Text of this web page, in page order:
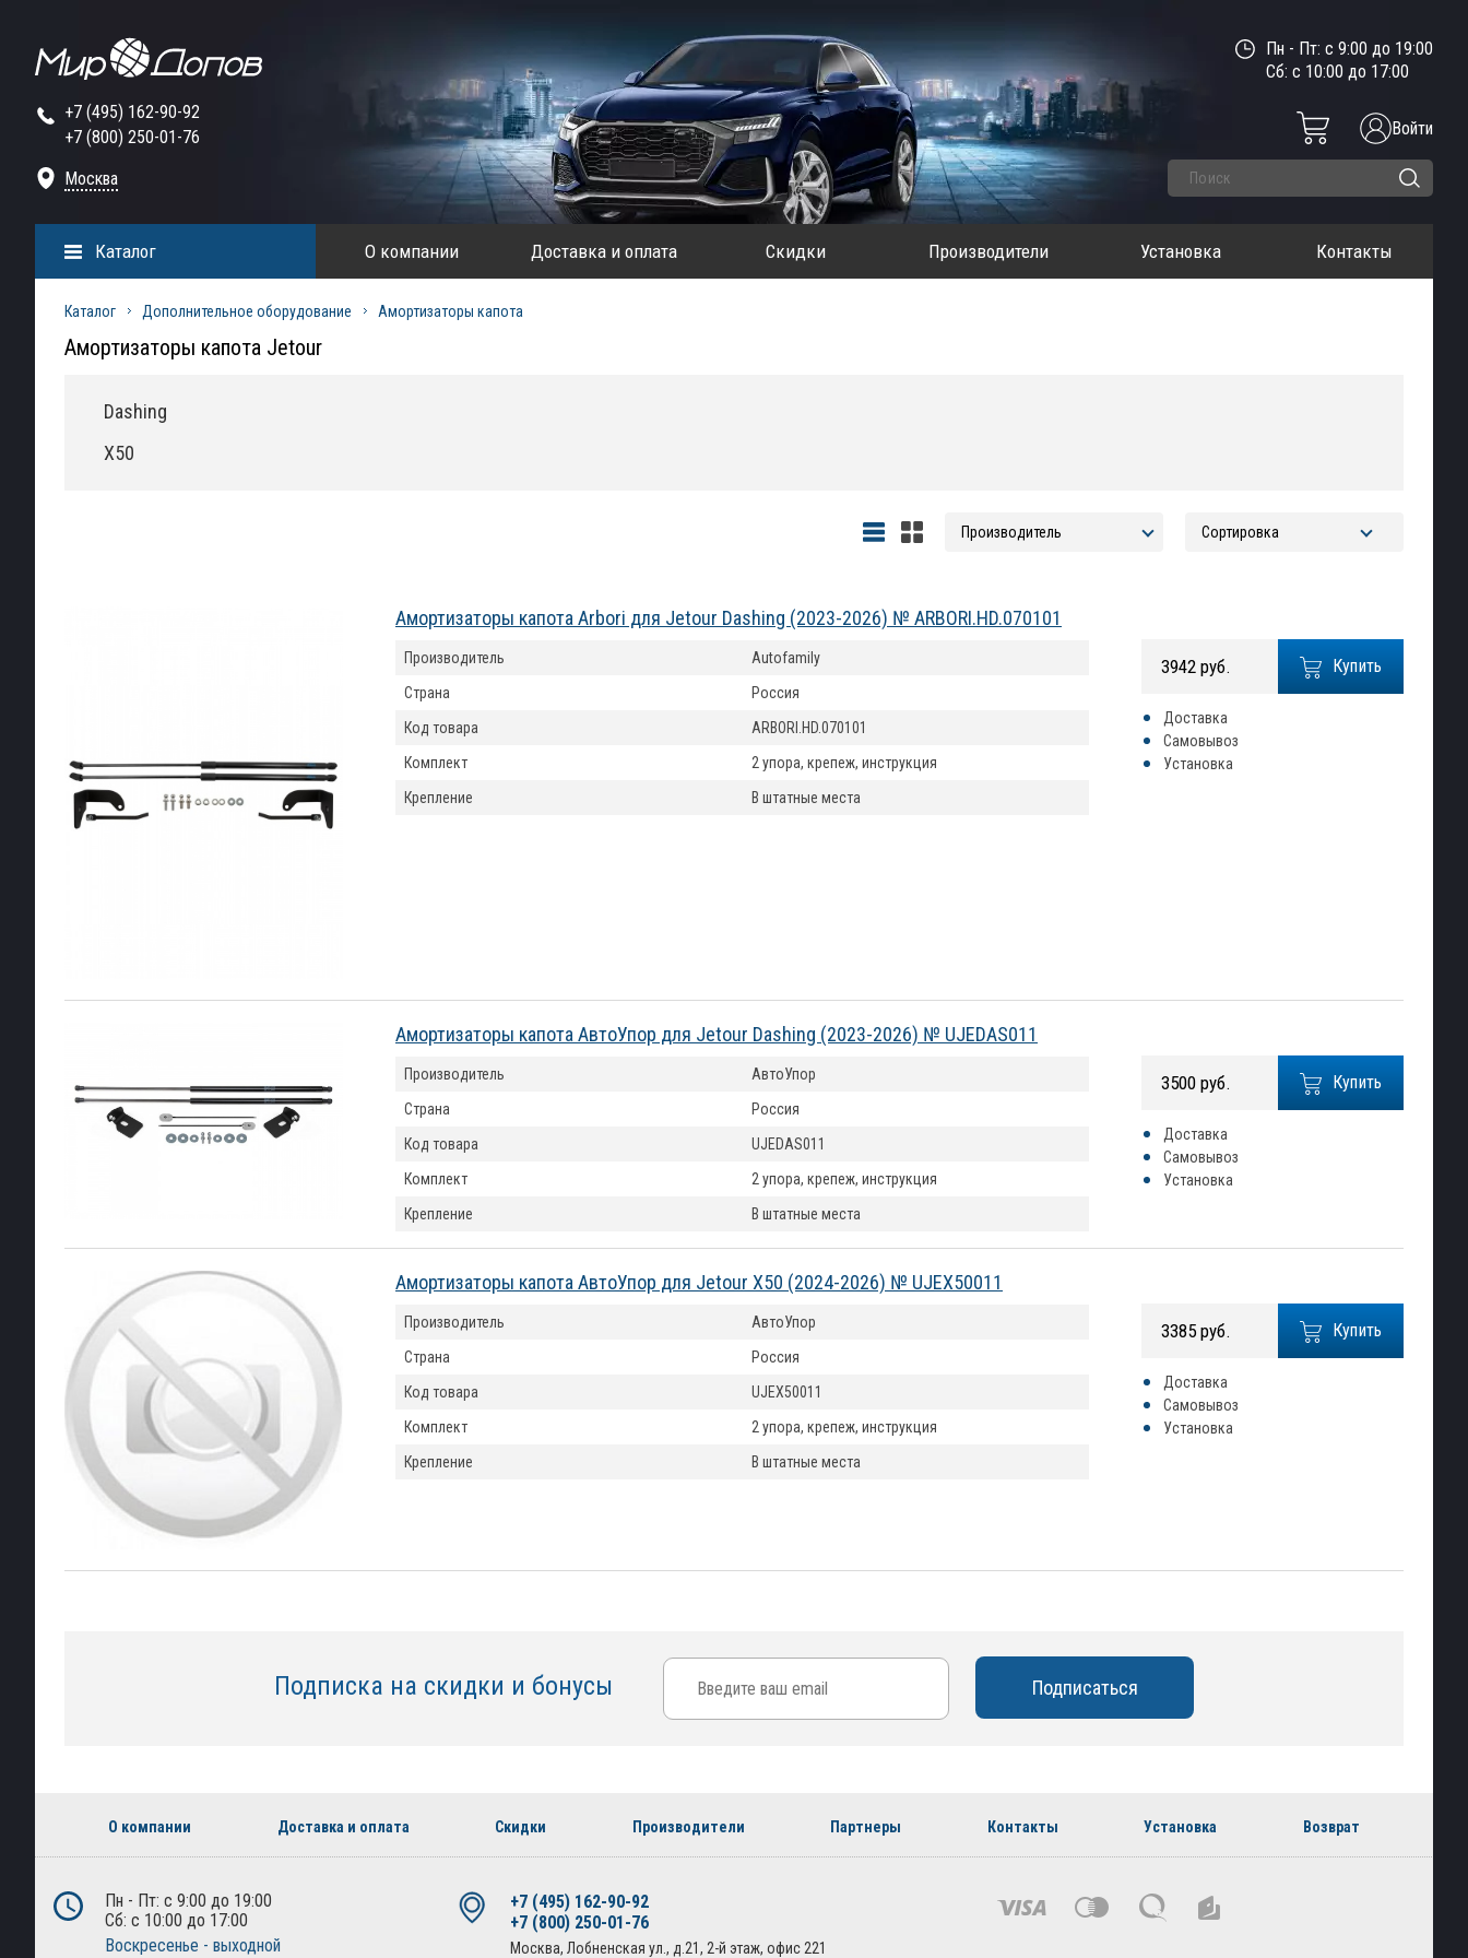
+7 (495) 162-90-92
+7 (800) 250-01-76
Москва
Пн - Пт: с 9:00 до 19:00
Сб: с 10:00 до 17:00
Войти
О компании Доставка и оплата Скидки Производители Установка Контакты
Каталог
Каталог Дополнительное оборудование Амортизаторы капота
Амортизаторы капота Jetour
Dashing
X50
Амортизаторы капота Arbori для Jetour Dashing (2023-2026) № ARBORI.HD.070101
Купить
3942 руб.
Доставка
Самовывоз
Установка
Производитель
Autofamily
Страна
Россия
Код товара
ARBORI.HD.070101
Комплект
2 упора, крепеж, инструкция
Крепление
В штатные места
Амортизаторы капота АвтоУпор для Jetour Dashing (2023-2026) № UJEDAS011
Купить
3500 руб.
Доставка
Самовывоз
Установка
Производитель
АвтоУпор
Страна
Россия
Код товара
UJEDAS011
Комплект
2 упора, крепеж, инструкция
Крепление
В штатные места
Амортизаторы капота АвтоУпор для Jetour X50 (2024-2026) № UJEX50011
Купить
3385 руб.
Доставка
Самовывоз
Установка
Производитель
АвтоУпор
Страна
Россия
Код товара
UJEX50011
Комплект
2 упора, крепеж, инструкция
Крепление
В штатные места
Подписка на скидки и бонусы
О компании Доставка и оплата Скидки Производители Партнеры Контакты Установка Возврат
Пн - Пт: с 9:00 до 19:00
Сб: с 10:00 до 17:00
Воскресенье - выходной
+7 (495) 162-90-92
+7 (800) 250-01-76
Москва, Лобненская ул., д.21, 2-й этаж, офис 221